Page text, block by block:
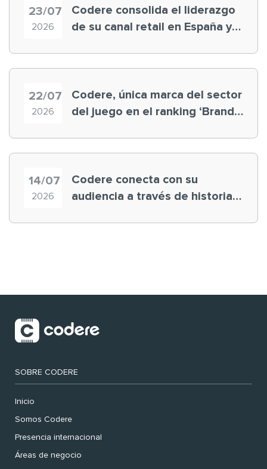
23/07
2026
Codere consolida el liderazgo
de su canal retail en España y
22/07
2026
Codere, única marca del sector
del juego en el ranking ‘Brand
14/07
2026
Codere conecta con su
audiencia a través de historias
SOBRE CODERE
Inicio
Somos Codere
Presencia internacional
Áreas de negocio